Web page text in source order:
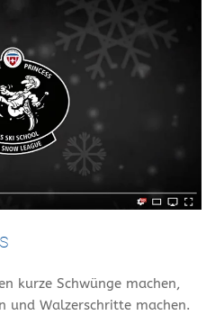
kurze Schwünge machen,
und Walzerschritte machen.